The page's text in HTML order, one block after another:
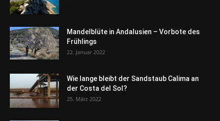
Mandelblüte in Andalusien – Vorbote des
Frühlings
22. Januar 2022
Wie lange bleibt der Sandstaub Calima an
der Costa del Sol?
25. März 2022